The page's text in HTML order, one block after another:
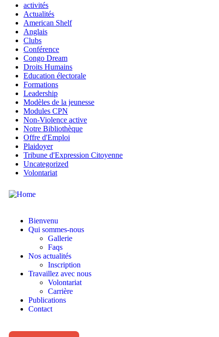
activités
Actualités
American Shelf
Anglais
Clubs
Conférence
Congo Dream
Droits Humains
Education électorale
Formations
Leadership
Modèles de la jeunesse
Modules CPN
Non-Violence active
Notre Bibliothèque
Offre d'Emploi
Plaidoyer
Tribune d'Expression Citoyenne
Uncategorized
Volontariat
Bienvenu
Qui sommes-nous
Gallerie
Faqs
Nos actualités
Inscription
Travaillez avec nous
Volontariat
Carrière
Publications
Contact